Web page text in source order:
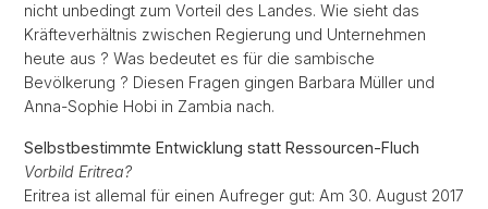
nicht unbedingt zum Vorteil des Landes. Wie sieht das
Kräfteverhältnis zwischen Regierung und Unternehmen
heute aus ? Was bedeutet es für die sambische
Bevölkerung ? Diesen Fragen gingen Barbara Müller und
Anna-Sophie Hobi in Zambia nach.
Selbstbestimmte Entwicklung statt Ressourcen-Fluch
Vorbild Eritrea?
Eritrea ist allemal für einen Aufreger gut: Am 30. August 2017